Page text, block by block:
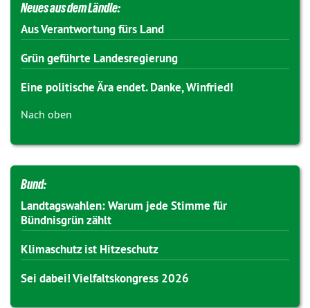
Neues aus dem Ländle:
Aus Verantwortung fürs Land
Grün geführte Landesregierung
Eine politische Ära endet. Danke, Winfried!
Nach oben
Bund:
Landtagswahlen: Warum jede Stimme für
Bündnisgrün zählt
Klimaschutz ist Hitzeschutz
Sei dabei! Vielfaltskongress 2026